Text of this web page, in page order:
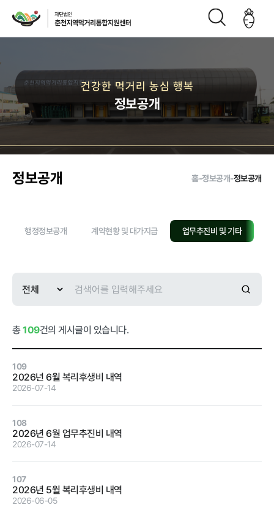
인사말 CI
재단연
혁
재단비
전
성도
오시는
길
공지사항
결과
건강한 먹거리 농심 행복
정보공개
정보공개 홈-정보공개-정보공개
행정정보공개 계약현황 및 대가지급 업무추진비 및 기타
총109건의 게시글이 있습니다.
109
2026년 6월 복리후생비 내역
2026-07-14
108
2026년 6월 업무추진비 내역
2026-07-14
107
2026년 5월 복리후생비 내역
2026-06-05